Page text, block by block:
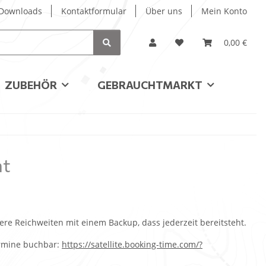
Kontaktformular Über uns Mein Konto
0,00 €
ZUBEHÖR GEBRAUCHTMARKT
Reichweiten mit einem Backup, dass jederzeit bereitsteht.
buchbar: https://satellite.booking-time.com/?